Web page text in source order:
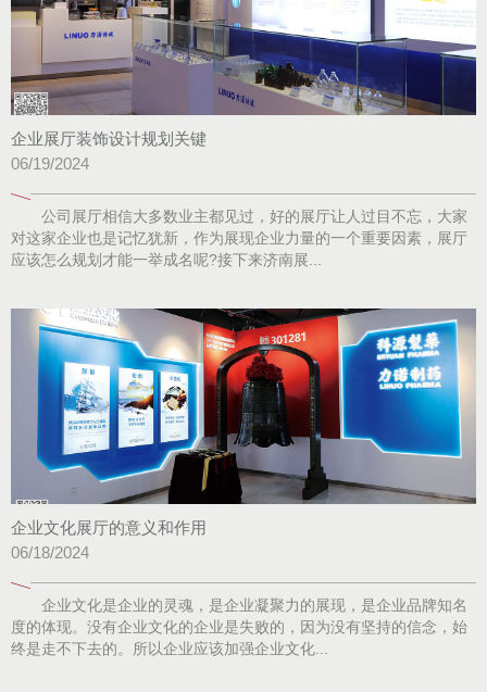
企业展厅装饰设计规划关键
06/19/2024
公司展厅相信大多数业主都见过，好的展厅让人过目不忘，大家
对这家企业也是记忆犹新，作为展现企业力量的一个重要因素，展厅
应该怎么规划才能一举成名呢?接下来济南展...
企业文化展厅的意义和作用
06/18/2024
企业文化是企业的灵魂，是企业凝聚力的展现，是企业品牌知名
度的体现。没有企业文化的企业是失败的，因为没有坚持的信念，始
终是走不下去的。所以企业应该加强企业文化...